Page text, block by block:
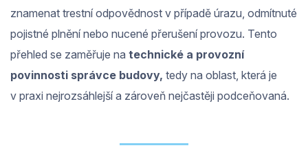
znamenat trestní odpovědnost v případě úrazu, odmítnuté
pojistné plnění nebo nucené přerušení provozu. Tento
přehled se zaměřuje na technické a provozní
povinnosti správce budovy, tedy na oblast, která je
v praxi nejrozsáhlejší a zároveň nejčastěji podceňovaná.